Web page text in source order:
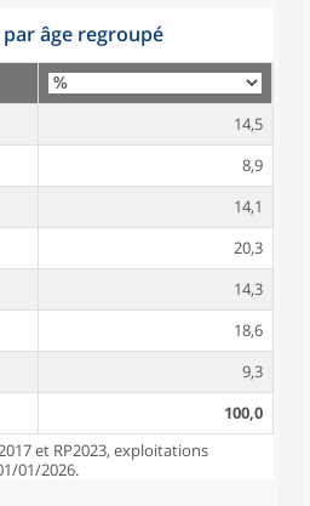
par âge regroupé
14,5
8,9
14,1
20,3
14,3
18,6
9,3
100,0
et RP2023, exploitations
01/2026.